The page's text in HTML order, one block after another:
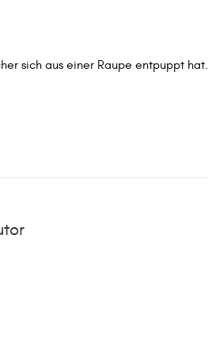
sich aus einer Raupe entpuppt hat.